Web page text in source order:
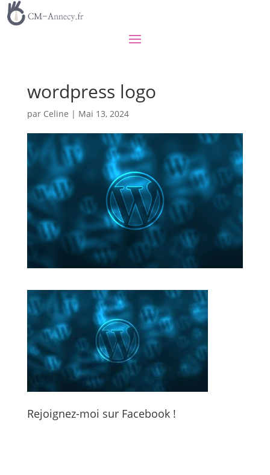
wordpress logo
par Celine | Mai 13, 2024
Rejoignez-moi sur Facebook !